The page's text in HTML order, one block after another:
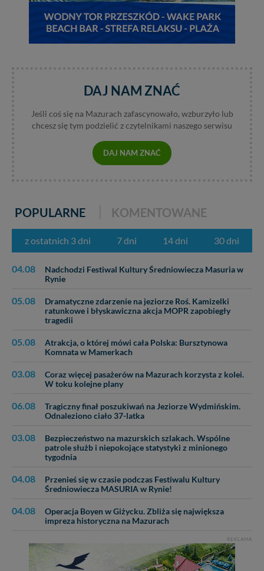
DAJ NAM ZNAĆ
Jeśli coś się na Mazurach zafascynowało, wzburzyło lub
chcesz się tym podzielić z czytelnikami naszego serwisu
DAJ NAM ZNAĆ
POPULARNE KOMENTOWANE
z ostatnich 3 dni 7 dni 14 dni 30 dni
04.08
Nadchodzi Festiwal Kultury Średniowiecza Masuria w
Rynie
05.08
Dramatyczne zdarzenie na jeziorze Roś. Kamizelki
ratunkowe i błyskawiczna akcja MOPR zapobiegły
tragedii
05.08
Atrakcja, o której mówi cała Polska: Bursztynowa
Komnata w Mamerkach
03.08
Coraz więcej pasażerów na Mazurach korzysta z kolei.
W toku kolejne plany
06.08
Tragiczny finał poszukiwań na Jeziorze Wydmińskim.
Odnaleziono ciało 37-latka
03.08
Bezpieczeństwo na mazurskich szlakach. Wspólne
patrole służb i niepokojące statystyki z minionego
tygodnia
04.08
Przenieś się w czasie podczas Festiwalu Kultury
Średniowiecza MASURIA w Rynie!
04.08
Operacja Boyen w Giżycku. Zbliża się największa
impreza historyczna na Mazurach
REKLAMA